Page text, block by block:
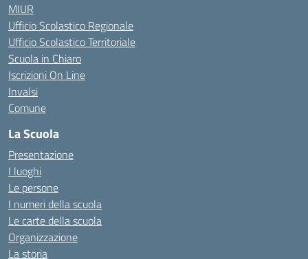
MIUR
Ufficio Scolastico Regionale
Ufficio Scolastico Territoriale
Scuola in Chiaro
Iscrizioni On Line
Invalsi
Comune
La Scuola
Presentazione
I luoghi
Le persone
I numeri della scuola
Le carte della scuola
Organizzazione
La storia